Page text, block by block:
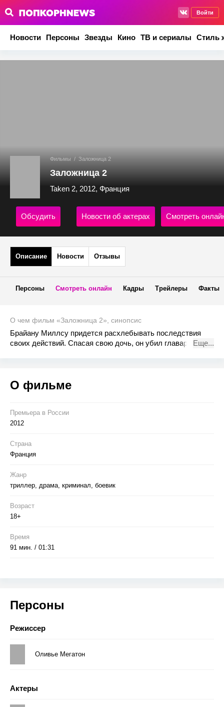
Войти
Новости Персоны Звезды Кино ТВ и сериалы Стиль
Фильмы / Заложница 2
Заложница 2
Taken 2, 2012, Франция
Обсудить Новости об актерах Смотреть
Описание Новости Отзывы
Персоны Смотреть онлайн Кадры Трейлеры Факты
О чем фильм «Заложница 2», синопсис
Брайану Миллсу придется расхлебывать последствия
своих действий. Спасая свою дочь, он убил главаря
подчиняющийся. Мурад берет в заложники Миллса с
супругой, и тут уже Ким Миллс нужно будет спасать
Еще...
О фильме
Премьера в Росcии
2012
Страна
Франция
Жанр
триллер, драма, криминал, боевик
Возраст
18+
Время
91 мин. / 01:31
Персоны
Режиссер
Оливье Мегатон
Актеры